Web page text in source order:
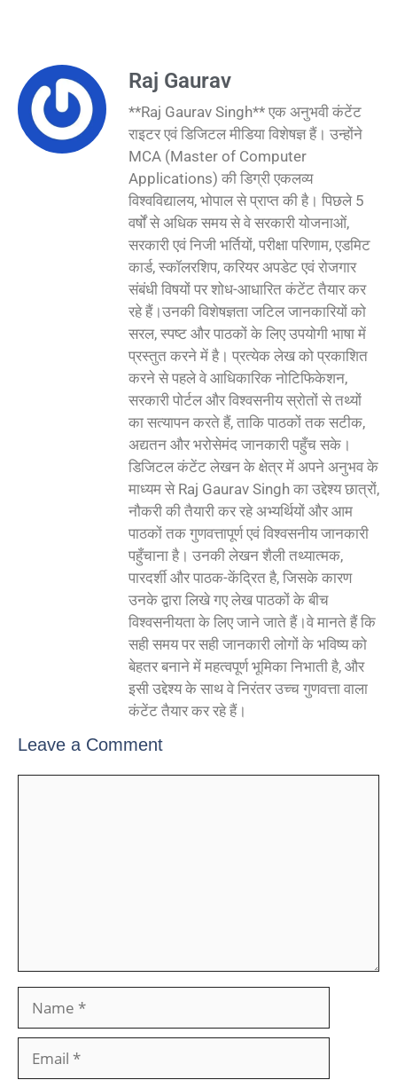
Raj Gaurav
**Raj Gaurav Singh** एक अनुभवी कंटेंट
राइटर एवं डिजिटल मीडिया विशेषज्ञ हैं। उन्होंने
MCA (Master of Computer
Applications) की डिग्री एकलव्य
विश्वविद्यालय, भोपाल से प्राप्त की है। पिछले 5
वर्षों से अधिक समय से वे सरकारी योजनाओं,
सरकारी एवं निजी भर्तियों, परीक्षा परिणाम, एडमिट
कार्ड, स्कॉलरशिप, करियर अपडेट एवं रोजगार
संबंधी विषयों पर शोध-आधारित कंटेंट तैयार कर
रहे हैं।उनकी विशेषज्ञता जटिल जानकारियों को
सरल, स्पष्ट और पाठकों के लिए उपयोगी भाषा में
प्रस्तुत करने में है। प्रत्येक लेख को प्रकाशित
करने से पहले वे आधिकारिक नोटिफिकेशन,
सरकारी पोर्टल और विश्वसनीय स्रोतों से तथ्यों
का सत्यापन करते हैं, ताकि पाठकों तक सटीक,
अद्यतन और भरोसेमंद जानकारी पहुँच सके।
डिजिटल कंटेंट लेखन के क्षेत्र में अपने अनुभव के
माध्यम से Raj Gaurav Singh का उद्देश्य छात्रों,
नौकरी की तैयारी कर रहे अभ्यर्थियों और आम
पाठकों तक गुणवत्तापूर्ण एवं विश्वसनीय जानकारी
पहुँचाना है। उनकी लेखन शैली तथ्यात्मक,
पारदर्शी और पाठक-केंद्रित है, जिसके कारण
उनके द्वारा लिखे गए लेख पाठकों के बीच
विश्वसनीयता के लिए जाने जाते हैं।वे मानते हैं कि
सही समय पर सही जानकारी लोगों के भविष्य को
बेहतर बनाने में महत्वपूर्ण भूमिका निभाती है, और
इसी उद्देश्य के साथ वे निरंतर उच्च गुणवत्ता वाला
कंटेंट तैयार कर रहे हैं।
Leave a Comment